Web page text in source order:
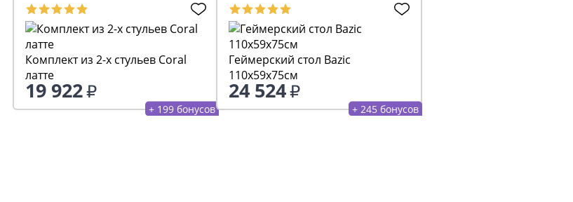
Комплект из 2-х стульев Coral
латте
19 922
+ 199 бонусов
Геймерский стол Bazic
110x59x75см
24 524
+ 245 бонусов